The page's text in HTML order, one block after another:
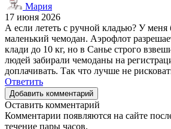
Мария
17 июня 2026
А если лететь с ручной кладью? У
маленький чемодан. Аэрофлот
клади до 10 кг, но в Санье строго
людей забирали чемоданы на
доплачивать. Так что лучше не
Ответить
Добавить комментарий
Оставить комментарий
Комментарии появляются на сайте
течение пары часов.